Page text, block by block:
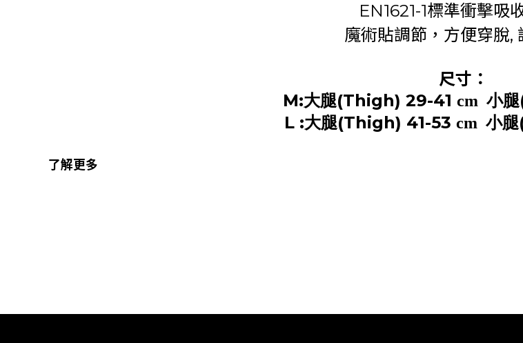
EN1621-1標準衝擊吸
魔術貼調節，方便穿脫,
尺寸：
M:大腿(Thigh) 29-41 cm 小腿
L :大腿(Thigh) 41-53 cm 小腿
了解更多